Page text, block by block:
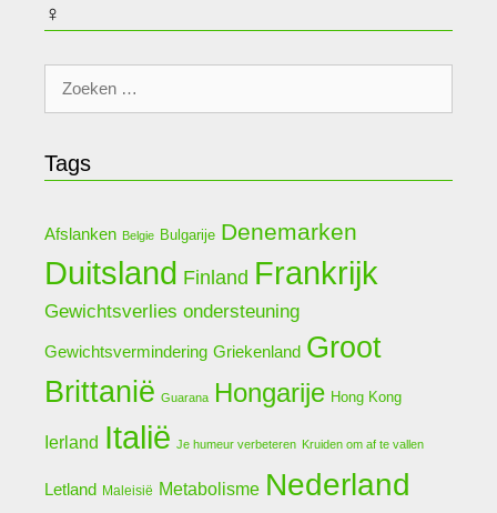
♀
Zoek
Tags
Afslanken Belgie Bulgarije Denemarken
Duitsland Finland Frankrijk
Gewichtsverlies ondersteuning
Gewichtsvermindering Griekenland Groot
Brittanië Guarana Hongarije Hong Kong
Ierland Italië Je humeur verbeteren Kruiden om af te vallen
Letland Maleisië Metabolisme Nederland